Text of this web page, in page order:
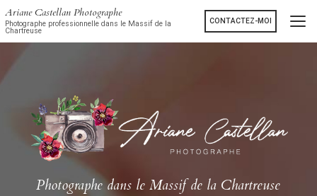
au
contenu
Ariane Castellan Photographe
Photographe professionnelle dans le Massif de la
Chartreuse
CONTACTEZ-MOI
Photographedans le Massif de la Chartreuse